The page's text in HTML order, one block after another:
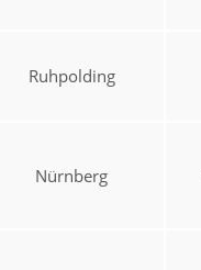
Ruhpolding
Nürnberg